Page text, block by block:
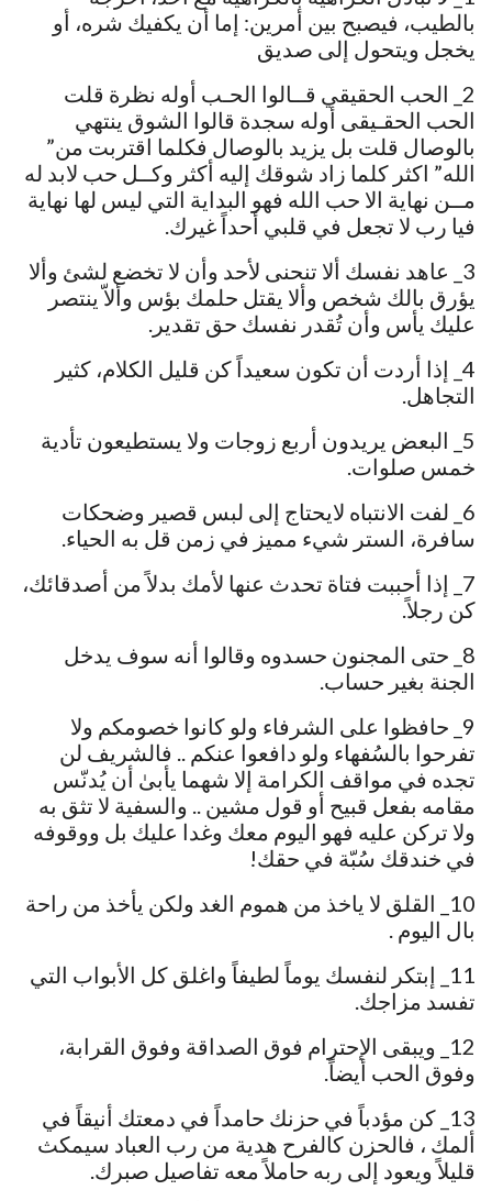
بالطيب، فيصبح بين أمرين: إما أن يكفيك شره، أو
يخجل ويتحول إلى صديق
2_ الحب الحقيقي قــالوا الحـب أوله نظرة قلت
الحب الحقـيقى أوله سجدة قالوا الشوق ينتهي
بالوصال قلت بل يزيد بالوصال فكلما اقتربت من”
الله” اكثر كلما زاد شوقك إليه أكثر وكــل حب لابد له
مــن نهاية الا حب الله فهو البداية التي ليس لها نهاية
فيا رب لا تجعل في قلبي أحداً غيرك.
3_ عاهد نفسك ألا تنحنى لأحد وأن لا تخضع لشئ وألا
يؤرق بالك شخص وألا يقتل حلمك بؤس وألاّ ينتصر
عليك يأس وأن تُقدر نفسك حق تقدير.
4_ إذا أردت أن تكون سعيداً ‏كن قليل الكلام، كثير
التجاهل.
5_ البعض يريدون أربع زوجات ولا‌ يستطيعون تأدية
خمس صلوات.
6_ لفت الانتباه لايحتاج إلى لبس قصير وضحكات
سافرة، الستر شيء مميز في زمن قل به الحياء.
7_ إذا أحببت فتاة تحدث عنها لأمك بدلاً من أصدقائك،
كن رجلاً.
8_ حتى المجنون حسدوه وقالوا أنه سوف يدخل
الجنة بغير حساب.
9_ حافظوا على الشرفاء ولو كانوا خصومكم ولا
تفرحوا بالسُفهاء ولو دافعوا عنكم .. فالشريف لن
تجده في مواقف الكرامة إلا شهما يأبىٰ أن يُدنّس
مقامه بفعل قبيح أو قول مشين .. والسفية لا تثق به
ولا تركن عليه فهو اليوم معك وغدا عليك بل ووقوفه
في خندقك سُبّة في حقك!
10_ القلق لا ياخذ من هموم الغد ولكن يأخذ من راحة
بال اليوم .
11_ إبتكر لنفسك يوماً لطيفاً واغلق كل الأبواب التي
تفسد مزاجك.
12_ ويبقى الإحترام فوق الصداقة وفوق القرابة،
وفوق الحب أيضاً.
13_ كن مؤدباً في حزنك حامداً في دمعتك أنيقاً في
ألمك ، فالحزن كالفرح هدية من رب العباد سيمكث
قليلاً ويعود إلى ربه حاملاً معه تفاصيل صبرك.